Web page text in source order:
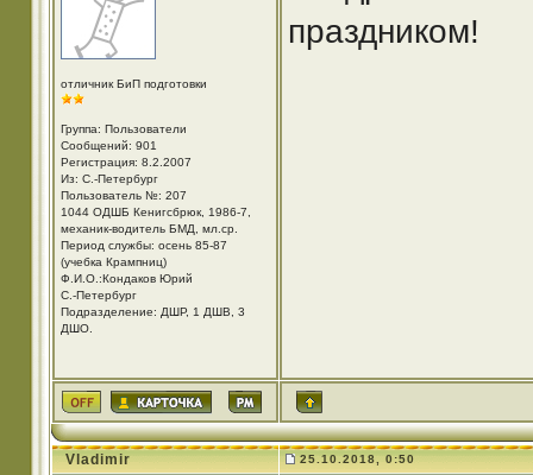
отличник БиП подготовки
Группа: Пользователи
Сообщений: 901
Регистрация: 8.2.2007
Из: С.-Петербург
Пользователь №: 207
1044 ОДШБ Кенигсбрюк, 1986-7,
механик-водитель БМД, мл.ср.
Период службы: осень 85-87
(учебка Крампниц)
Ф.И.О.:Кондаков Юрий
С.-Петербург
Подразделение: ДШР, 1 ДШВ, 3
ДШО.
праздником!
Vladimir 25.10.2018, 0:50